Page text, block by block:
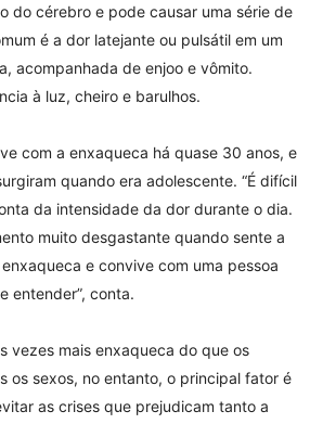
do cérebro e pode causar uma série de
é a dor latejante ou pulsátil em um
acompanhada de enjoo e vômito.
à luz, cheiro e barulhos.
com a enxaqueca há quase 30 anos, e
quando era adolescente. “É difícil
da intensidade da dor durante o dia.
muito desgastante quando sente a
e convive com uma pessoa
entender”, conta.
vezes mais enxaqueca do que os
os sexos, no entanto, o principal fator é
as crises que prejudicam tanto a